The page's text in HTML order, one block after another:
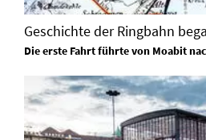
Geschichte der Ringbahn
Die erste Fahrt führte von Moabit